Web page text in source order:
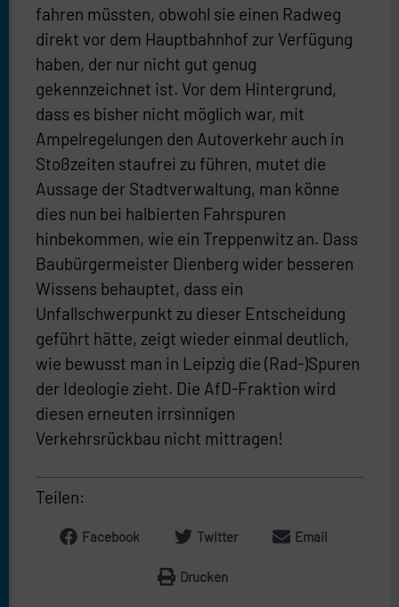
fahren müssten, obwohl sie einen Radweg
direkt vor dem Hauptbahnhof zur Verfügung
haben, der nur nicht gut genug
gekennzeichnet ist. Vor dem Hintergrund,
dass es bisher nicht möglich war, mit
Ampelregelungen den Autoverkehr auch in
Stoßzeiten staufrei zu führen, mutet die
Aussage der Stadtverwaltung, man könne
dies nun bei halbierten Fahrspuren
hinbekommen, wie ein Treppenwitz an. Dass
Baubürgermeister Dienberg wider besseren
Wissens behauptet, dass ein
Unfallschwerpunkt zu dieser Entscheidung
geführt hätte, zeigt wieder einmal deutlich,
wie bewusst man in Leipzig die (Rad-)Spuren
der Ideologie zieht. Die AfD-Fraktion wird
diesen erneuten irrsinnigen
Verkehrsrückbau nicht mittragen!
Teilen:
Facebook Twitter Email
Drucken